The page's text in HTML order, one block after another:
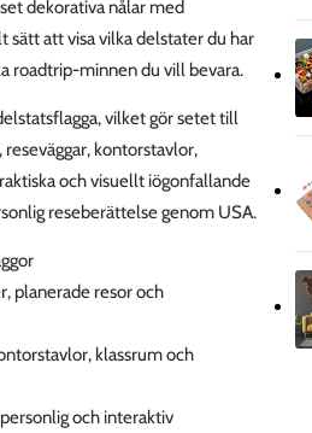
dekorativa nålar med
att visa vilka delstater du har
roadtrip-minnen du vill bevara.
vilket gör setet till
kontorstavlor,
och visuellt iögonfallande
reseberättelse genom USA.
planerade resor och
klassrum och
och interaktiv